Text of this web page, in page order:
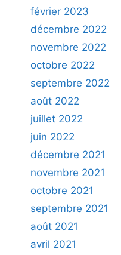
février 2023
décembre 2022
novembre 2022
octobre 2022
septembre 2022
août 2022
juillet 2022
juin 2022
décembre 2021
novembre 2021
octobre 2021
septembre 2021
août 2021
avril 2021